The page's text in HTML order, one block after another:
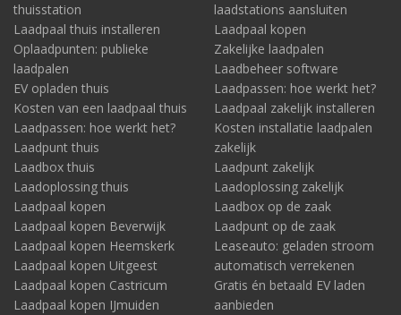
thuisstation
Laadpaal thuis installeren
Oplaadpunten: publieke
laadpalen
EV opladen thuis
Kosten van een laadpaal thuis
Laadpassen: hoe werkt het?
Laadpunt thuis
Laadbox thuis
Laadoplossing thuis
Laadpaal kopen
Laadpaal kopen Beverwijk
Laadpaal kopen Heemskerk
Laadpaal kopen Uitgeest
Laadpaal kopen Castricum
Laadpaal kopen IJmuiden
laadstations aansluiten
Laadpaal kopen
Zakelijke laadpalen
Laadbeheer software
Laadpassen: hoe werkt het?
Laadpaal zakelijk installeren
Kosten installatie laadpalen
zakelijk
Laadpunt zakelijk
Laadoplossing zakelijk
Laadbox op de zaak
Laadpunt op de zaak
Leaseauto: geladen stroom
automatisch verrekenen
Gratis én betaald EV laden
aanbieden